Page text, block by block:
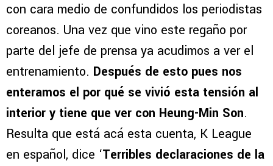
con cara medio de confundidos los periodistas
coreanos. Una vez que vino este regaño por
parte del jefe de prensa ya acudimos a ver el
entrenamiento. Después de esto pues nos
enteramos el por qué se vivió esta tensión al
interior y tiene que ver con Heung-Min Son.
Resulta que está acá esta cuenta, K League
en español, dice ‘Terribles declaraciones de la